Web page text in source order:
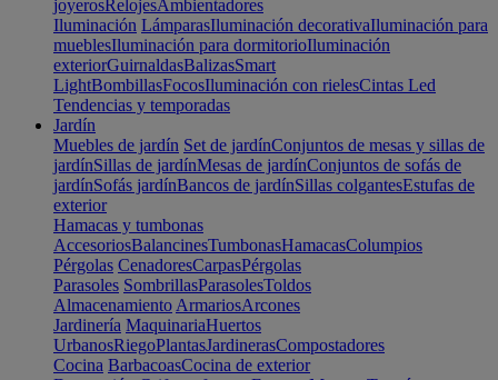
joyerosRelojesAmbientadores
Iluminación LámparasIluminación decorativaIluminación para
mueblesIluminación para dormitorioIluminación
exteriorGuirnaldasBalizasSmart
LightBombillasFocosIluminación con rielesCintas Led
Tendencias y temporadas
Jardín
Muebles de jardín Set de jardínConjuntos de mesas y sillas de
jardínSillas de jardínMesas de jardínConjuntos de sofás de
jardínSofás jardínBancos de jardínSillas colgantesEstufas de
exterior
Hamacas y tumbonas
AccesoriosBalancinesTumbonasHamacasColumpios
Pérgolas CenadoresCarpasPérgolas
Parasoles SombrillasParasolesToldos
Almacenamiento ArmariosArcones
Jardinería MaquinariaHuertos
UrbanosRiegoPlantasJardinerasCompostadores
Cocina BarbacoasCocina de exterior